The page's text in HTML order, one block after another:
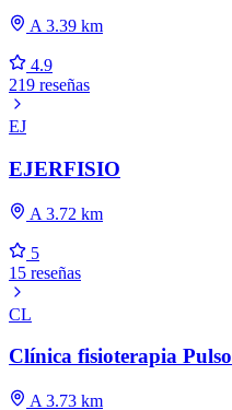
A 3.39 km
4.9
219 reseñas
EJ
EJERFISIO
A 3.72 km
5
15 reseñas
CL
Clínica fisioterapia Pulso
A 3.73 km